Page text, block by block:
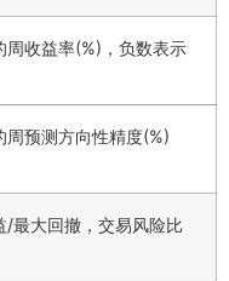
周收益率(%)，负数表示
周预测方向性精度(%)
/最大回撤，交易风险比